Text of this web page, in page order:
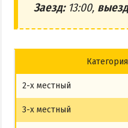
Заезд:13:00,
Категория
2-х местный
3-х местный